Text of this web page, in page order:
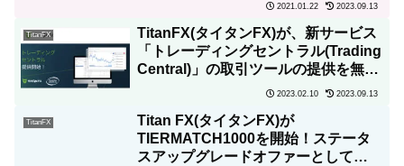
2021.01.22 2023.09.13
TitanFX
TitanFX(タイタンFX)が、新サービス
「トレーディングセントラル(Trading
Central)」の取引ツールの提供を無料
で開始！取引ツールの使い方を詳しく
2023.02.10 2023.09.13
TitanFX
Titan FX(タイタンFX)が
TIERMATCH1000を開始！ステータ
スアップグレードオファーとして